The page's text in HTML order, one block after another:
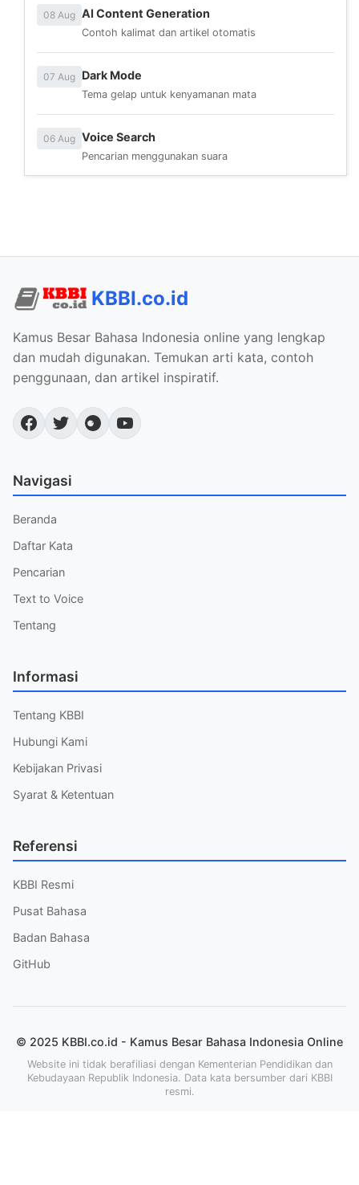
08 Aug AI Content Generation
Contoh kalimat dan artikel otomatis
07 Aug Dark Mode
Tema gelap untuk kenyamanan mata
06 Aug Voice Search
Pencarian menggunakan suara
KBBI.co.id
Kamus Besar Bahasa Indonesia online yang lengkap
dan mudah digunakan. Temukan arti kata, contoh
penggunaan, dan artikel inspiratif.
Navigasi
Beranda
Daftar Kata
Pencarian
Text to Voice
Tentang
Informasi
Tentang KBBI
Hubungi Kami
Kebijakan Privasi
Syarat & Ketentuan
Referensi
KBBI Resmi
Pusat Bahasa
Badan Bahasa
GitHub
© 2025 KBBI.co.id - Kamus Besar Bahasa Indonesia Online
Website ini tidak berafiliasi dengan Kementerian Pendidikan dan
Kebudayaan Republik Indonesia. Data kata bersumber dari KBBI
resmi.